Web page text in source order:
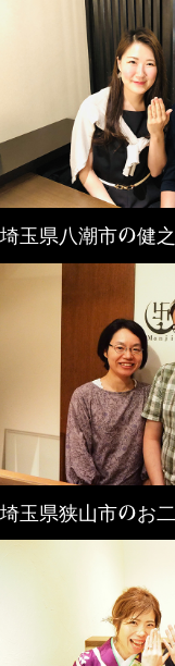
埼玉県八潮市の健
埼玉県狭山市のお